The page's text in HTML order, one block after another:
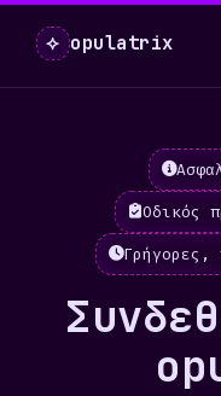
⟡ opulatrix
Οδικός
Γρήγορες,